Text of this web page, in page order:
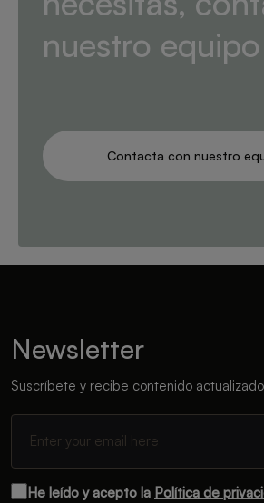
nuestro equipo
Contacta con nuestro
Newsletter
Suscríbete y recibe contenido
He leído y acepto la Política de